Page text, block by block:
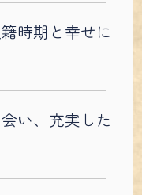
時期と幸せに
い、充実した